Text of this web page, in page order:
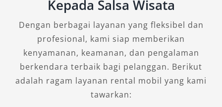
Untuk Anda yang menginginkan kemewahan
Luxury adalah jawaban terbaik. Tipe ini
merupakan varian paling premium dari seri
Hiace, dirancang khusus untuk kenyamanan
eksekutif. Interiornya dilengkapi jok captain
seat berlapis kulit, legroom yang luas, serta
fitur hiburan multimedia modern. Cocok
Kepada Salsa Wisata
Dengan berbagai layanan yang fleksibel dan
profesional, kami siap memberikan
kenyamanan, keamanan, dan pengalaman
berkendara terbaik bagi pelanggan. Berikut
adalah ragam layanan rental mobil yang kami
tawarkan: